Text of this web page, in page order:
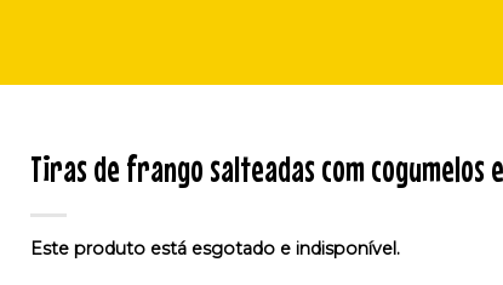
Tiras de frango salteadas com
Este produto está esgotado e indisponível.